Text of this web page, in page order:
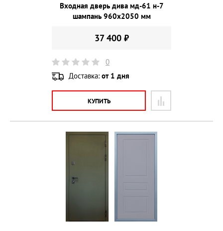
Входная дверь дива мд-61 н-7
шампань 960х2050 мм
37 400 ₽
0
Доставка: от 1 дня
КУПИТЬ